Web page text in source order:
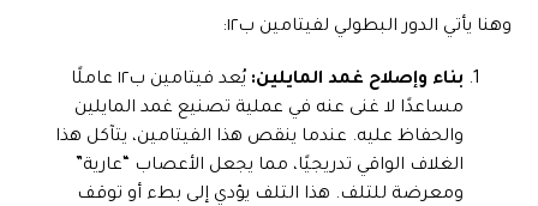
وهنا يأتي الدور البطولي لفيتامين ب١٢:
بناء وإصلاح غمد المايلين:
يُعد فيتامين ب١٢ عاملًا
مساعدًا لا غنى عنه في عملية تصنيع غمد المايلين
والحفاظ عليه. عندما ينقص هذا الفيتامين، يتآكل هذا
الغلاف الواقي تدريجيًا، مما يجعل الأعصاب “عارية”
ومعرضة للتلف. هذا التلف يؤدي إلى بطء أو توقف